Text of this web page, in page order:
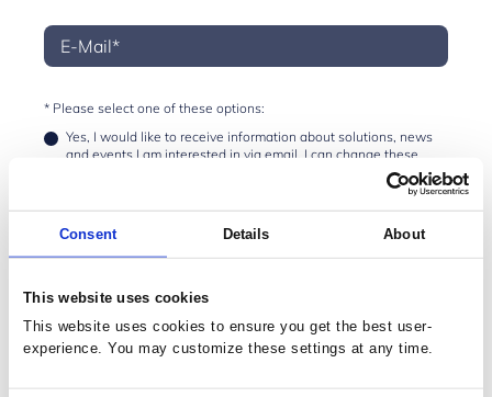
Consent Details About
This website uses cookies
This website uses cookies to ensure you get the best user-
experience. You may customize these settings at any time.
* Please select one of these options:
Yes, I would like to receive information about solutions, news
and events I am interested in via email. I can change these
No, I do not want to receive any emails on behalf of Prodware. I
all email communications.
thePrivacy Policy
I agree to activate the ClickDimensions cookie (CUVID) which